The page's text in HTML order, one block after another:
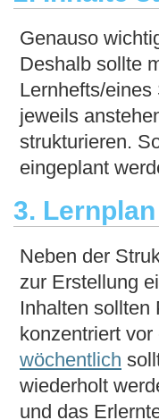
Genauso
Deshalb sollte
Lernhefts/
jeweils
strukturieren.
eingeplant
3.
Neben der
zur Erstellung
Inhalten sollten
konzentriert
wöchentlich
wiederholt
und das